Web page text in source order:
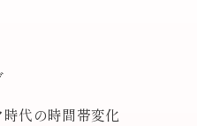
代の時間帯変化